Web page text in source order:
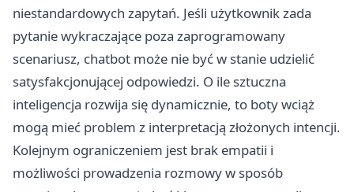
niestandardowych zapytań. Jeśli użytkownik zada
pytanie wykraczające poza zaprogramowany
scenariusz, chatbot może nie być w stanie udzielić
satysfakcjonującej odpowiedzi. O ile sztuczna
inteligencja rozwija się dynamicznie, to boty wciąż
mogą mieć problem z interpretacją złożonych intencji.
Kolejnym ograniczeniem jest brak empatii i
możliwości prowadzenia rozmowy w sposób